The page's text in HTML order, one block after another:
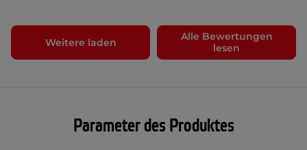
Weitere laden
Alle Bewertungen
lesen
Parameter des Produktes